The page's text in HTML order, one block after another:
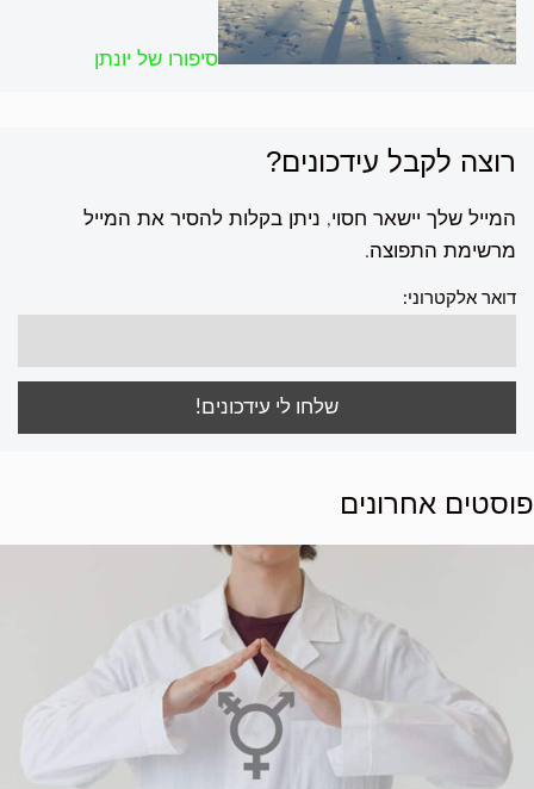
סיפורו של יונתן
רוצה לקבל עידכונים?
המייל שלך יישאר חסוי, ניתן בקלות להסיר את המייל
מרשימת התפוצה.
דואר אלקטרוני:
פוסטים אחרונים